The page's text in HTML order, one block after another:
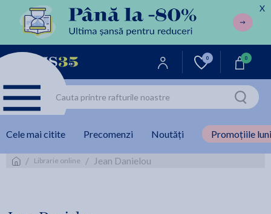
X
0 0
Cele mai citite Precomenzi Noutăți Promoțiile
/ Librarie online / Jean Danielou